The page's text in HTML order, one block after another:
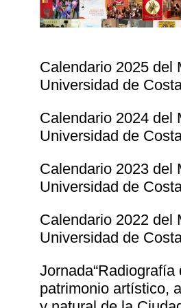
Calendario 2025 del
Universidad de
Calendario 2024 del
Universidad de
Calendario 2023 del
Universidad de
Calendario 2022 del
Universidad de
Jornada“Radiografía
patrimonio artístico,